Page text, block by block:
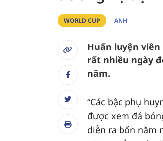
WORLD CUP ANH
Huấn luyện viên
rất nhiều ngày
năm.
“Các bậc phụ
được xem đá
diễn ra bốn năm